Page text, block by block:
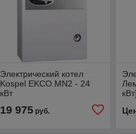
Электрический котел
Kospel EKCO.MN2 - 24
кВт
19 975руб.